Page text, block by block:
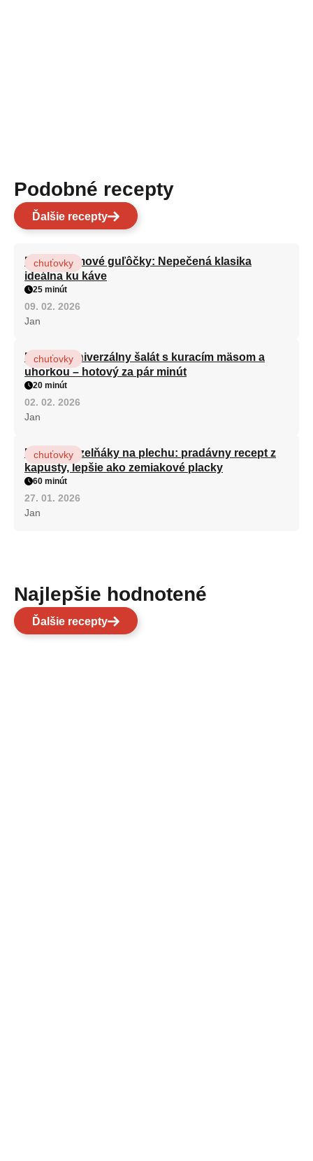
Podobné recepty
Ďalšie recepty
Rýchle rumové guľôčky: Nepečená klasika
ideálna ku káve
chuťovky
25 minút
09. 02. 2026
Jan
Najlepší univerzálny šalát s kuracím mäsom a
uhorkou – hotový za pár minút
chuťovky
20 minút
02. 02. 2026
Jan
Moravské zelňáky na plechu: pradávny recept z
kapusty, lepšie ako zemiakové placky
chuťovky
60 minút
27. 01. 2026
Jan
Najlepšie hodnotené
Ďalšie recepty